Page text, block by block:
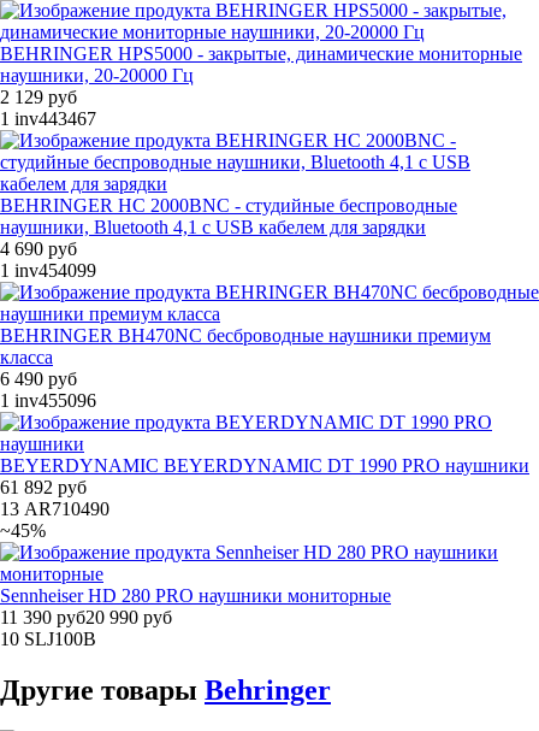
BEHRINGER HPS5000 - закрытые, динамические мониторные
наушники, 20-20000 Гц
2 129 руб
1 inv443467
BEHRINGER HC 2000BNC - студийные беспроводные
наушники, Bluetooth 4,1 с USB кабелем для зарядки
4 690 руб
1 inv454099
BEHRINGER BH470NC бесброводные наушники премиум
класса
6 490 руб
1 inv455096
BEYERDYNAMIC BEYERDYNAMIC DT 1990 PRO наушники
61 892 руб
13 AR710490
~45%
Sennheiser HD 280 PRO наушники мониторные
11 390 руб20 990 руб
10 SLJ100B
Другие товары Behringer